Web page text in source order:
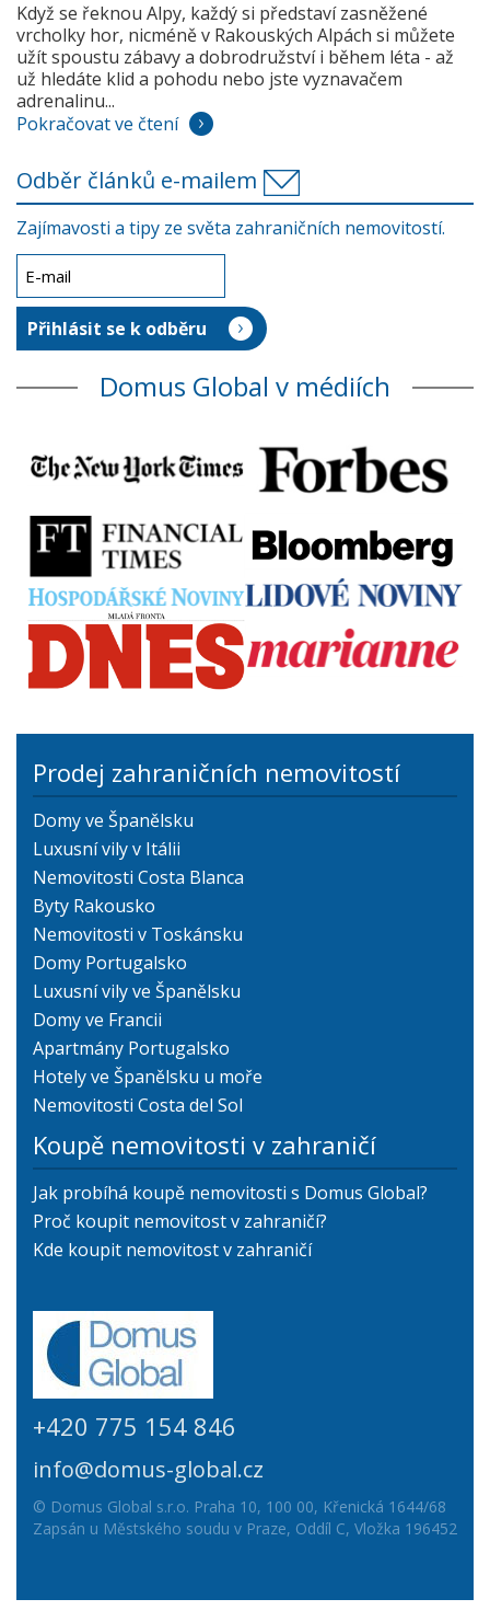
Když se řeknou Alpy, každý si představí zasněžené
vrcholky hor, nicméně v Rakouských Alpách si můžete
užít spoustu zábavy a dobrodružství i během léta - až
už hledáte klid a pohodu nebo jste vyznavačem
adrenalinu...
Pokračovat ve čtení
Odběr článků e-mailem
Zajímavosti a tipy ze světa zahraničních nemovitostí.
Domus Global v médiích
Prodej zahraničních nemovitostí
Domy ve Španělsku
Luxusní vily v Itálii
Nemovitosti Costa Blanca
Byty Rakousko
Nemovitosti v Toskánsku
Domy Portugalsko
Luxusní vily ve Španělsku
Domy ve Francii
Apartmány Portugalsko
Hotely ve Španělsku u moře
Nemovitosti Costa del Sol
Koupě nemovitosti v zahraničí
Jak probíhá koupě nemovitosti s Domus Global?
Proč koupit nemovitost v zahraničí?
Kde koupit nemovitost v zahraničí
+420 775 154 846
info@domus-global.cz
© Domus Global s.r.o. Praha 10, 100 00, Křenická 1644/68
Zapsán u Městského soudu v Praze, Oddíl C, Vložka 196452